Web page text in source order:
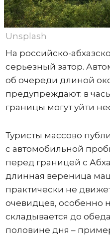
Unsplash
На российско-
серьезный затор.
об очереди длиной
предупреждают: в
границы могут уйти
Туристы массово
с автомобильной
перед границей с
длинная вереница
практически не
очевидцев, особенно
складывается до
половине дня –